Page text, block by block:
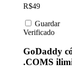
R$49
Guardar
Verificado
GoDaddy
.COMS